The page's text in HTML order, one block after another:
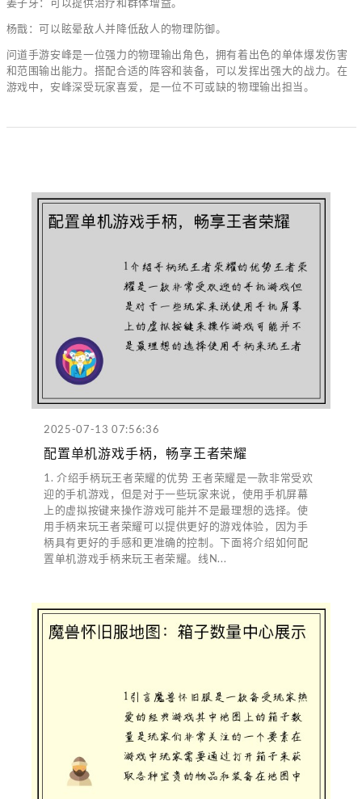
杨戬：可以眩晕敌人并降低敌人的物理防御。
问道手游安峰是一位强力的物理输出角色，拥有着出色的单体爆发伤害
和范围输出能力。搭配合适的阵容和装备，可以发挥出强大的战力。在
游戏中，安峰深受玩家喜爱，是一位不可或缺的物理输出担当。
2025-07-13 07:56:36
配置单机游戏手柄，畅享王者荣耀
1. 介绍手柄玩王者荣耀的优势 王者荣耀是一款非常受欢
迎的手机游戏，但是对于一些玩家来说，使用手机屏幕
上的虚拟按键来操作游戏可能并不是最理想的选择。使
用手柄来玩王者荣耀可以提供更好的游戏体验，因为手
柄具有更好的手感和更准确的控制。下面将介绍如何配
置单机游戏手柄来玩王者荣耀。线N...